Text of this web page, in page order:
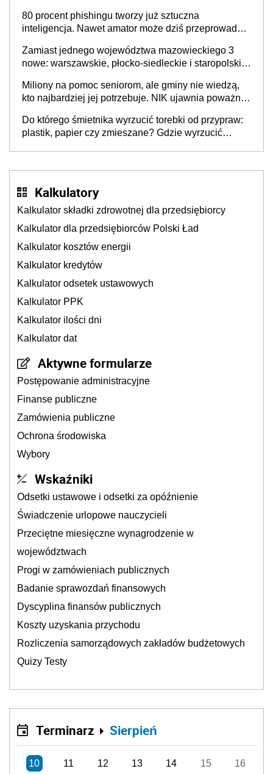
80 procent phishingu tworzy już sztuczna
inteligencja. Nawet amator może dziś przeprowadzić
Zamiast jednego województwa mazowieckiego 3
nowe: warszawskie, płocko-siedleckie i staropolskie.
stołecznych
Miliony na pomoc seniorom, ale gminy nie wiedzą,
kto najbardziej jej potrzebuje. NIK ujawnia poważną
Do którego śmietnika wyrzucić torebki od przypraw:
plastik, papier czy zmieszane? Gdzie wyrzucić
Kalkulatory
Kalkulator składki zdrowotnej dla przedsiębiorcy
Kalkulator dla przedsiębiorców Polski Ład
Kalkulator kosztów energii
Kalkulator kredytów
Kalkulator odsetek ustawowych
Kalkulator PPK
Kalkulator ilości dni
Kalkulator dat
Aktywne formularze
Postępowanie administracyjne
Finanse publiczne
Zamówienia publiczne
Ochrona środowiska
Wybory
Wskaźniki
Odsetki ustawowe i odsetki za opóźnienie
Świadczenie urlopowe nauczycieli
Przeciętne miesięczne wynagrodzenie w
województwach
Progi w zamówieniach publicznych
Badanie sprawozdań finansowych
Dyscyplina finansów publicznych
Koszty uzyskania przychodu
Rozliczenia samorządowych zakładów budżetowych
Quizy Testy
Terminarz Sierpień
10 11 12 13 14 15 16